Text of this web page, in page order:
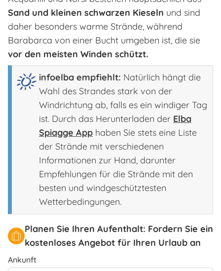
Sand und kleinen schwarzen Kieseln und sind
daher besonders warme Strände, während
Barabarca von einer Bucht umgeben ist, die sie
vor den meisten Winden schützt.
infoelba empfiehlt: Natürlich hängt die
Wahl des Strandes stark von der
Windrichtung ab, falls es ein windiger Tag
ist. Durch das Herunterladen der Elba
Spiagge App haben Sie stets eine Liste
der Strände mit verschiedenen
Informationen zur Hand, darunter
Empfehlungen für die Strände mit den
besten und windgeschütztesten
Wetterbedingungen.
Planen Sie Ihren Aufenthalt: Fordern Sie ein
kostenloses Angebot für Ihren Urlaub an
Ankunft